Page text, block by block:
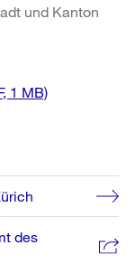
und Kanton
1 MB)
des